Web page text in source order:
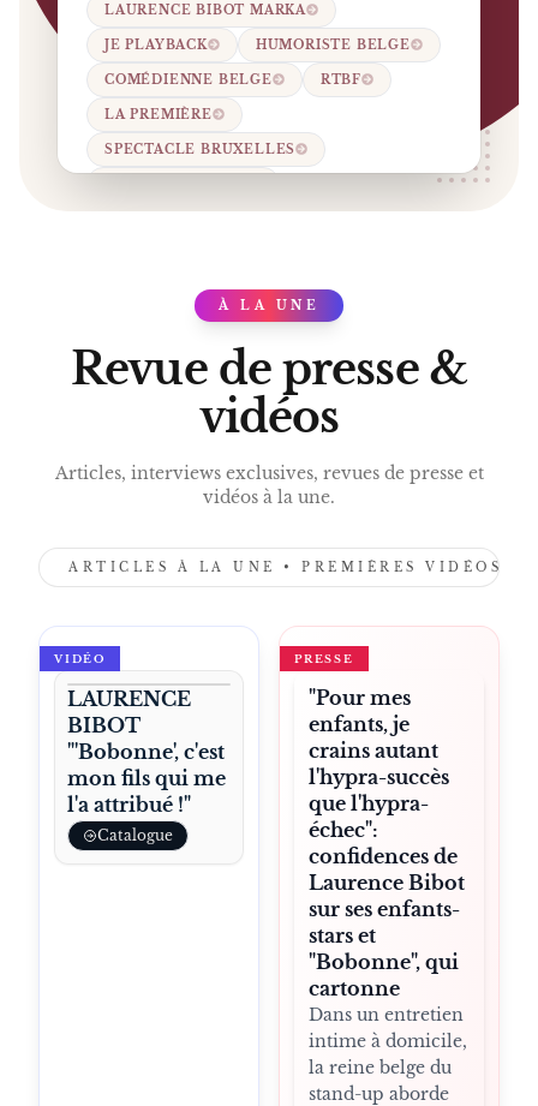
LAURENCE BIBOT MARKA
JE PLAYBACK HUMORISTE BELGE
COMÉDIENNE BELGE RTBF
LA PREMIÈRE
SPECTACLE BRUXELLES
FAMILLE VAN LAEKEN.
PRESS
À LA UNE
Revue de presse &
vidéos
Articles, interviews exclusives, revues de presse et
vidéos à la une.
ARTICLES À LA UNE • PREMIÈRES VIDÉOS •
VIDÉO
LAURENCE
BIBOT
"'Bobonne', c'est
mon fils qui me
l'a attribué !"
Catalogue
PRESSE
"Pour mes
enfants, je
crains autant
l'hypra-succès
que l'hypra-
échec":
confidences de
Laurence Bibot
sur ses enfants-
stars et
"Bobonne", qui
cartonne
Dans un entretien
intime à domicile,
la reine belge du
stand-up aborde